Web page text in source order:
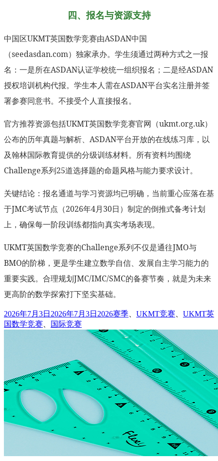
四、报名与资源支持
中国区UKMT英国数学竞赛由ASDAN中国
（seedasdan.com）独家承办。学生须通过两种方式之一报
名：一是所在ASDAN认证学校统一组织报名；二是经ASDAN
授权培训机构代报。学生本人需在ASDAN平台实名注册并签
署参赛同意书。不接受个人直接报名。
官方推荐资源包括UKMT英国数学竞赛官网（ukmt.org.uk）
公布的历年真题与解析、ASDAN平台开放的在线练习库，以
及翰林国际教育提供的分级训练材料。所有资料均围绕
Challenge系列25道选择题的命题风格与能力要求设计。
关键结论：报名通道与学习资源均已明确，当前重心应落在基
于JMC考试节点（2026年4月30日）制定的倒推式备考计划
上，确保每一阶段训练都指向真实考场表现。
UKMT英国数学竞赛的Challenge系列不仅是通往JMO与
BMO的阶梯，更是学生建立数学自信、发展自主学习能力的
重要实践。合理规划JMC/IMC/SMC的备赛节奏，就是为未来
更高阶的数学探索打下坚实基础。
发
布
2026年7月3日 2026年7月3日 标
2026赛季 UKMT竞赛
UKMT英
国数学竞赛
国际竞赛